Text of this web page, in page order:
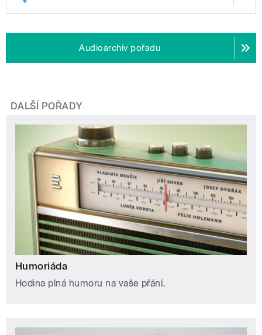
Audioarchiv pořadu
DALŠÍ POŘADY
Humoriáda
Hodina plná humoru na vaše přání.